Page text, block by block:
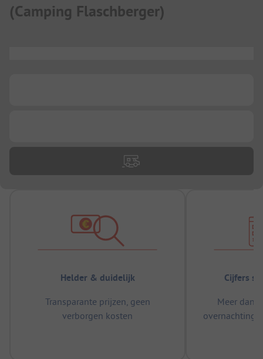
(Camping Flaschberger)
Helder & duidelijk
Transparante prijzen, geen
verborgen kosten
Cijfers
Meer dan